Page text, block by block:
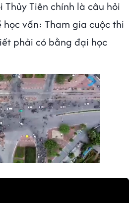
Thủy Tiên chính là câu hỏi
vấn: Tham gia cuộc thi
phải có bằng đại học